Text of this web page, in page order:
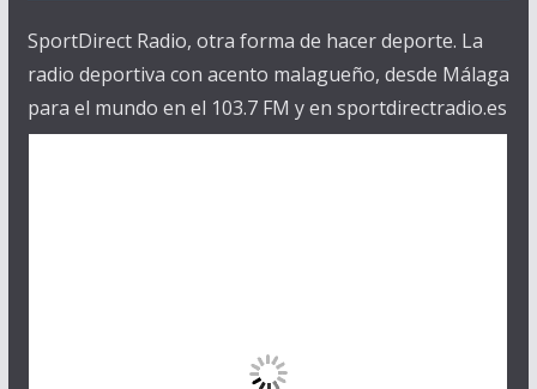
SportDirect Radio, otra forma de hacer deporte. La
radio deportiva con acento malagueño, desde Málaga
para el mundo en el 103.7 FM y en sportdirectradio.es